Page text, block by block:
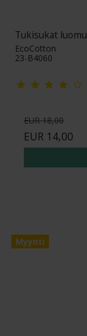
Tukisukat
EcoCotton
23-B4060
EUR 18,00
EUR 14,00
Myynti